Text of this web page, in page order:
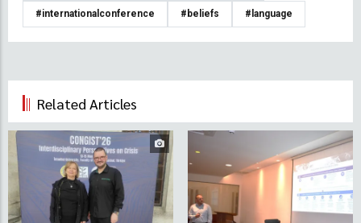
#internationalconference #beliefs #language
Related Articles